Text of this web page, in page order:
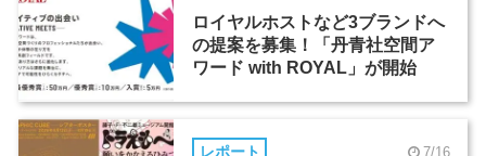
ロイヤルホストなど3ブランドへ
の提案を募集！「丹青社空間ア
ワード with ROYAL」が開始
レポート 7/16